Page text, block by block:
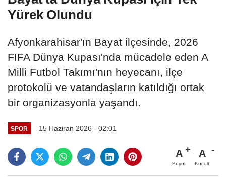
Yürek Olundu
Afyonkarahisar'ın Bayat ilçesinde, 2026
FIFA Dünya Kupası'nda mücadele eden A
Milli Futbol Takımı'nın heyecanı, ilçe
protokolü ve vatandaşların katıldığı ortak
bir organizasyonla yaşandı.
SPOR 15 Haziran 2026 - 02:01
A
Büyüt
A
Küçült